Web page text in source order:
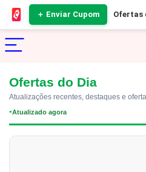
＋ Enviar Cupom Ofertas
Ofertas do Dia
Atualizações recentes, destaques e
●Atualizado agora